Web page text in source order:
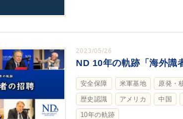
2023/05/26
ND 10年の軌跡「海外識
安全保障 米軍基地 原発・
歴史認識 アメリカ 中国
10年の軌跡